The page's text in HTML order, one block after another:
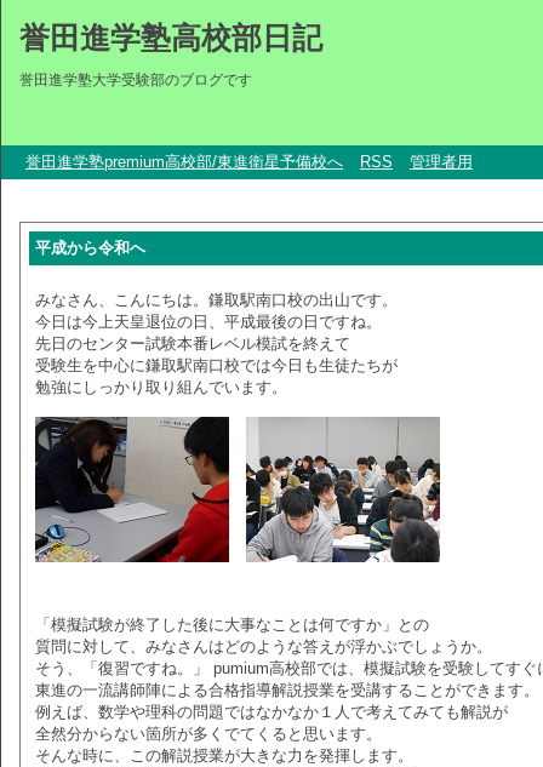
誉田進学塾高校部日記
誉田進学塾大学受験部のブログです
誉田進学塾premium高校部/東進衛星予備校へ RSS 管理者用
平成から令和へ
みなさん、こんにちは。鎌取駅南口校の出山です。
今日は今上天皇退位の日、平成最後の日ですね。
先日のセンター試験本番レベル模試を終えて
受験生を中心に鎌取駅南口校では今日も生徒たちが
勉強にしっかり取り組んでいます。
「模擬試験が終了した後に大事なことは何ですか」との
質問に対して、みなさんはどのような答えが浮かぶでしょうか。
そう、「復習ですね。」 pumium高校部では、模擬試験を受験してすぐ
東進の一流講師陣による合格指導解説授業を受講することができます。
例えば、数学や理科の問題ではなかなか１人で考えてみても解説が
全然分からない箇所が多くでてくると思います。
そんな時に、この解説授業が大きな力を発揮します。